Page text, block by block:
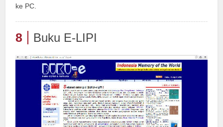
ke PC.
8 Buku E-LIPI